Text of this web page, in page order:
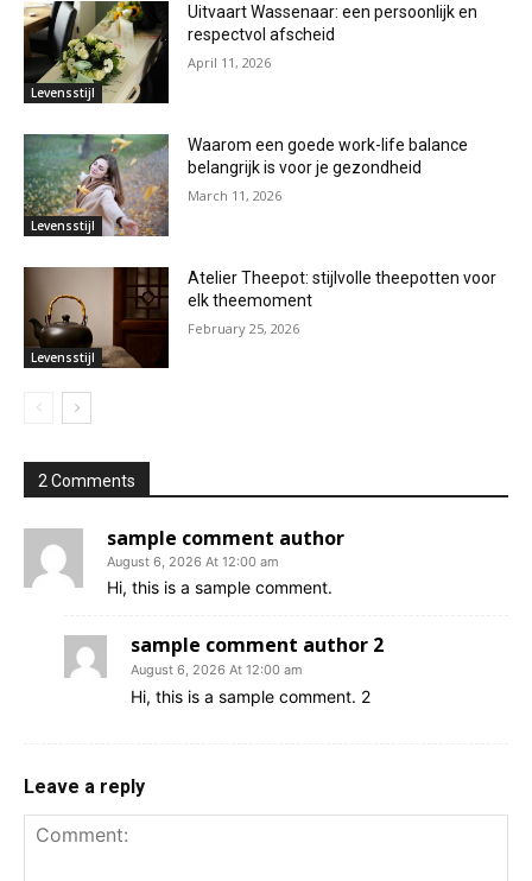
Levensstijl
Uitvaart Wassenaar: een persoonlijk en
respectvol afscheid
April 11, 2026
Levensstijl
Waarom een goede work-life balance
belangrijk is voor je gezondheid
March 11, 2026
Levensstijl
Atelier Theepot: stijlvolle theepotten voor
elk theemoment
February 25, 2026
2 Comments
sample comment author
August 6, 2026 At 12:00 am
Hi, this is a sample comment.
sample comment author 2
August 6, 2026 At 12:00 am
Hi, this is a sample comment. 2
Leave a reply